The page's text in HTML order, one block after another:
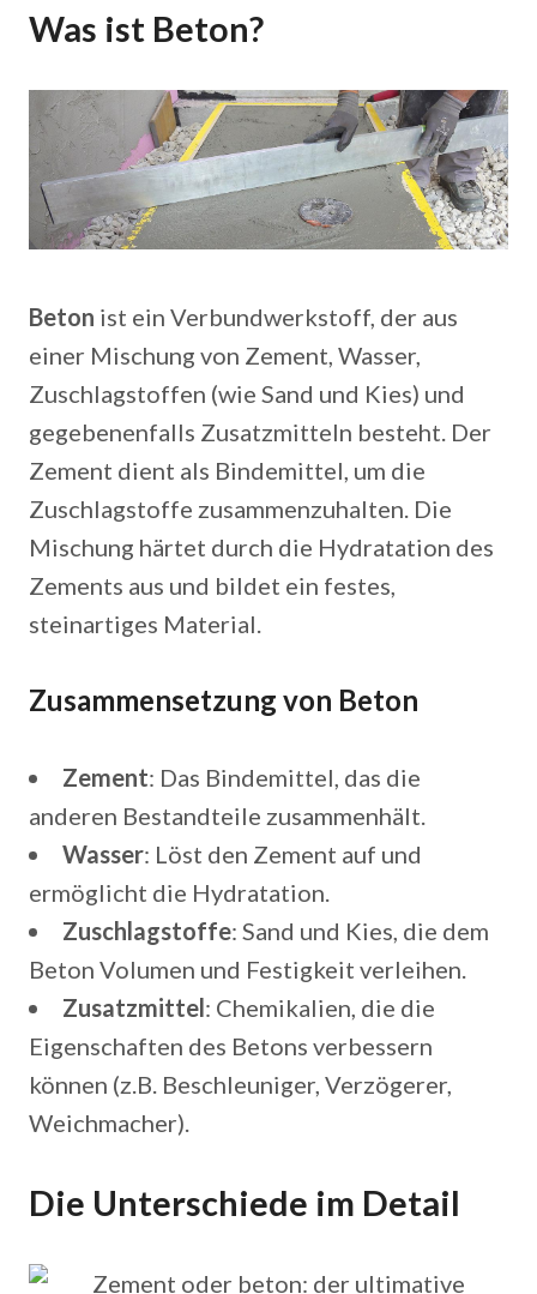
Was ist Beton?
Beton ist ein Verbundwerkstoff, der aus
einer Mischung von Zement, Wasser,
Zuschlagstoffen (wie Sand und Kies) und
gegebenenfalls Zusatzmitteln besteht. Der
Zement dient als Bindemittel, um die
Zuschlagstoffe zusammenzuhalten. Die
Mischung härtet durch die Hydratation des
Zements aus und bildet ein festes,
steinartiges Material.
Zusammensetzung von Beton
Zement: Das Bindemittel, das die
anderen Bestandteile zusammenhält.
Wasser: Löst den Zement auf und
ermöglicht die Hydratation.
Zuschlagstoffe: Sand und Kies, die dem
Beton Volumen und Festigkeit verleihen.
Zusatzmittel: Chemikalien, die die
Eigenschaften des Betons verbessern
können (z.B. Beschleuniger, Verzögerer,
Weichmacher).
Die Unterschiede im Detail